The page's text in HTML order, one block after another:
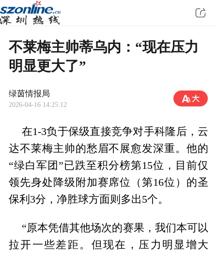
不莱梅主帅蒂乌内：“现在压力
明显更大了”
绿茵情报局
2026-04-16 14:25:12
在1-3负于保级直接竞争对手科隆后，云
达不莱梅主帅的愁眉不展愈发深重。他的
“绿白军团”已跌至积分榜第15位，目前仅
领先身处降级附加赛席位（第16位）的圣
保利3分，净胜球方面则多出5个。
“原本凭借其他场次的赛果，我们本可以
拉开一些差距。但现在，压力明显增大